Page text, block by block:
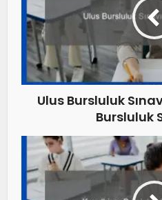
Ulus Bursluluk
Bursluluk